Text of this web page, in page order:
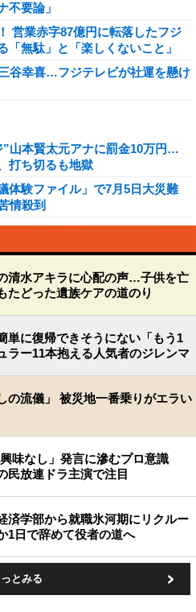
不要論」
営業赤字87億円に転落したフジ
無駄」と「楽しくないこと」
谷幸喜…フジテレビが社運を懸け
”山本賢太元アナに罰金10万円…
打ち切るも地獄
体験ファイル」で7月5日大災難
情殺到
清水アキラに心配の声…子供を亡
たどった遺族ケアの道のり
単に復帰できそうにない「もう1
ー11本抱える人気者のジレンマ
の流儀」 被災地一番乗りがエラい
味なし」発言に滲むプロ意識
民放連ドラ主演で注目
済学部から就職氷河期にリクルー
1日で辞めて役者の道へ
っとみる